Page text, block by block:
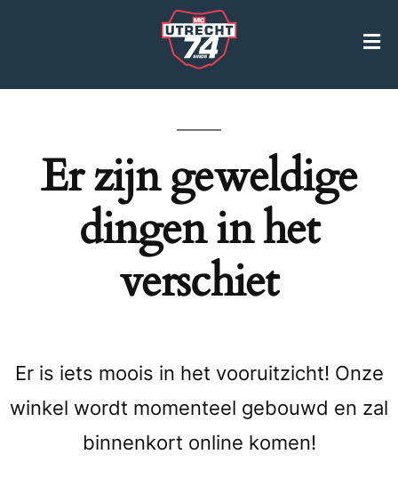
Er zijn geweldige
dingen in het
verschiet
Er is iets moois in het vooruitzicht! Onze
winkel wordt momenteel gebouwd en zal
binnenkort online komen!